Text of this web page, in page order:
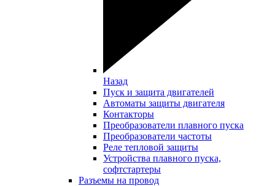
Назад
Пуск и защита двигателей
Автоматы защиты двигателя
Контакторы
Преобразователи плавного пуска
Преобразователи частоты
Реле тепловой защиты
Устройства плавного пуска,
софтстартеры
Разъемы на провод